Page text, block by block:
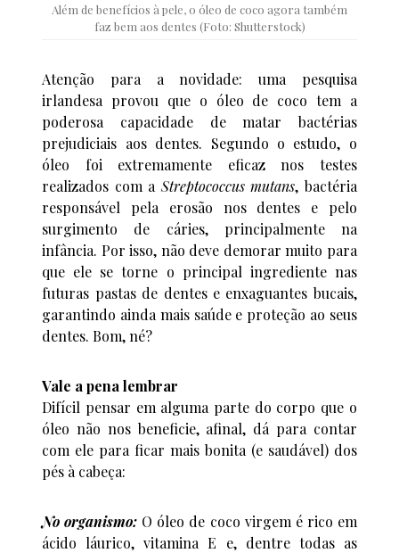
Além de benefícios à pele, o óleo de coco agora também
faz bem aos dentes (Foto: Shutterstock)
Atenção para a novidade: uma pesquisa
irlandesa provou que o óleo de coco tem a
poderosa capacidade de matar bactérias
prejudiciais aos dentes. Segundo o estudo, o
óleo foi extremamente eficaz nos testes
realizados com a Streptococcus mutans, bactéria
responsável pela erosão nos dentes e pelo
surgimento de cáries, principalmente na
infância. Por isso, não deve demorar muito para
que ele se torne o principal ingrediente nas
futuras pastas de dentes e enxaguantes bucais,
garantindo ainda mais saúde e proteção ao seus
dentes. Bom, né?
Vale a pena lembrar
Difícil pensar em alguma parte do corpo que o
óleo não nos beneficie, afinal, dá para contar
com ele para ficar mais bonita (e saudável) dos
pés à cabeça:
No organismo: O óleo de coco virgem é rico em
ácido láurico, vitamina E e, dentre todas as